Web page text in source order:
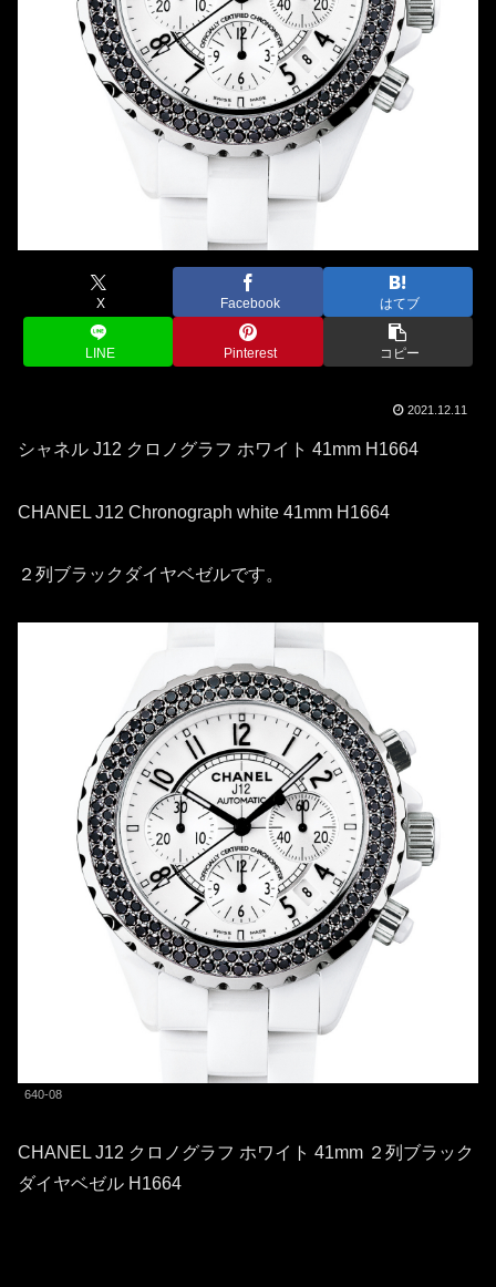
X Facebook はてブ
LINE Pinterest コピー
2021.12.11
シャネル J12 クロノグラフ ホワイト 41mm H1664
CHANEL J12 Chronograph white 41mm H1664
２列ブラックダイヤベゼルです。
640-08
CHANEL J12 クロノグラフ ホワイト 41mm ２列ブラック
ダイヤベゼル H1664